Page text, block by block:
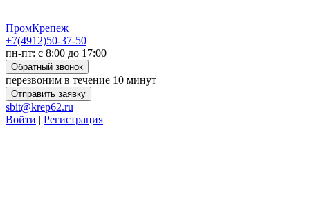
ПромКрепеж
+7(4912)50-37-50
пн-пт: с 8:00 до 17:00
Обратный звонок
перезвоним в течение 10 минут
Отправить заявку
sbit@krep62.ru
Войти | Регистрация